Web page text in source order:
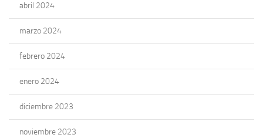
abril 2024
marzo 2024
febrero 2024
enero 2024
diciembre 2023
noviembre 2023